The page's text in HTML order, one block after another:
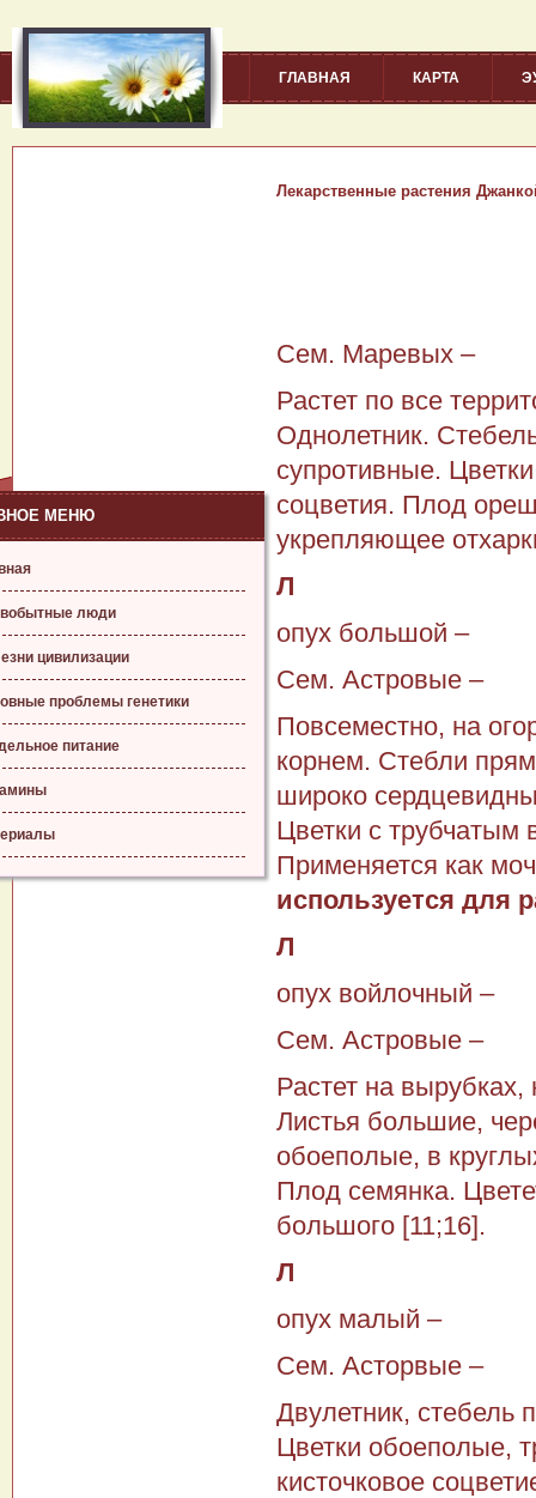
ГЛАВНАЯ КАРТА
МЕНЮ
люди
цивилизации
проблемы генетики
питание
Лекарственные растения
Сем. Маревых –
Растет по все
Однолетник.
супротивные.
соцветия. Плод
укрепляющее
Л
опух большой –
Сем. Астровые –
Повсеместно, на
корнем. Стебли
широко
Цветки с трубчатым
Применяется как
используется для
Л
опух войлочный –
Сем. Астровые –
Растет на вырубках,
Листья большие,
обоеполые, в
Плод семянка.
большого [11;16].
Л
опух малый –
Сем. Асторвые –
Двулетник, стебель
Цветки обоеполые,
кисточковое